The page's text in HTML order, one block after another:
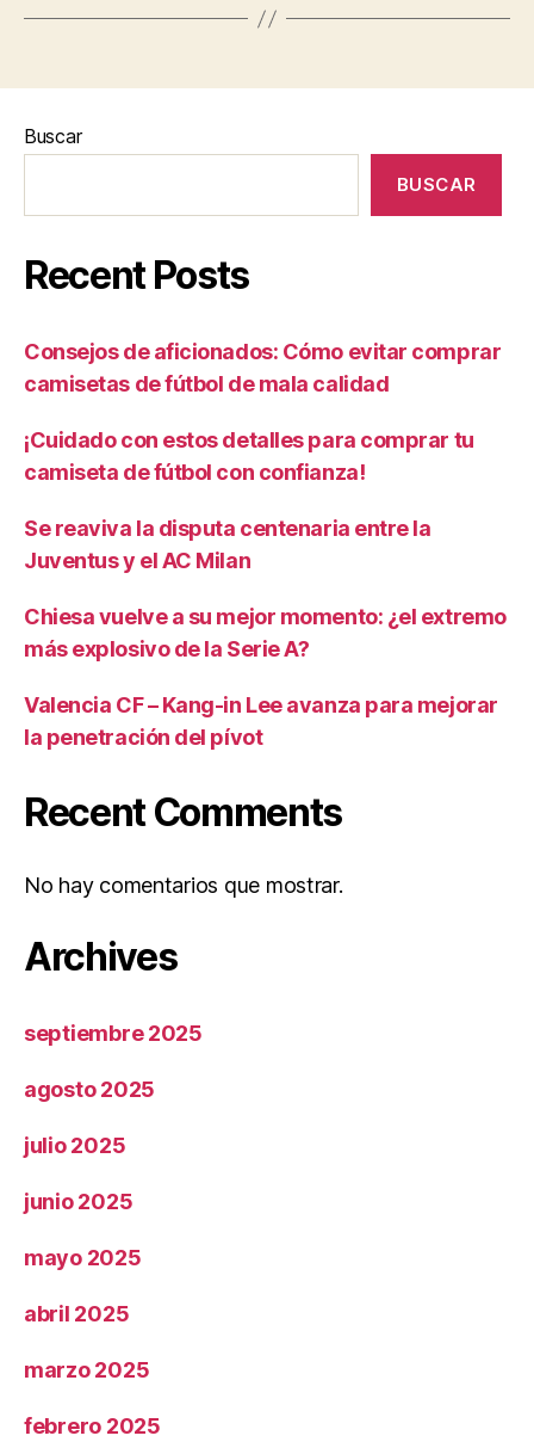
Buscar
BUSCAR
Recent Posts
Consejos de aficionados: Cómo evitar comprar
camisetas de fútbol de mala calidad
¡Cuidado con estos detalles para comprar tu
camiseta de fútbol con confianza!
Se reaviva la disputa centenaria entre la
Juventus y el AC Milan
Chiesa vuelve a su mejor momento: ¿el extremo
más explosivo de la Serie A?
Valencia CF – Kang-in Lee avanza para mejorar
la penetración del pívot
Recent Comments
No hay comentarios que mostrar.
Archives
septiembre 2025
agosto 2025
julio 2025
junio 2025
mayo 2025
abril 2025
marzo 2025
febrero 2025